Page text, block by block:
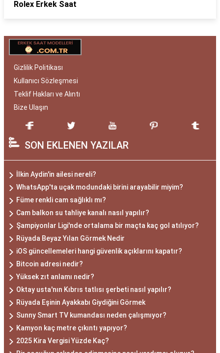
Rolex Erkek Saat
Gizlilik Politikası
Kullanıcı Sözleşmesi
Teklif Hakları ve Alıntı
Bize Ulaşın
SON EKLENEN YAZILAR
İlkin Aydin'in ailesi nereli?
WhatsApp'ta uçak modundaki birini arayabilir miyim?
Füme renkli cam sağlıklı mı?
Cam balkon su tahliye kanalı nasıl yapılır?
Şampiyonlar Ligi'nde ortalama bir maçta kaç gol atılıyor?
Rüyada Beyaz Yılan Görmek Nedir
iOS güncellemeleri hangi güvenlik açıklarını kapatır?
Bitcoin adresi nedir?
Yüksek zıt anlamı nedir?
Oktay usta'nın Kıbrıs tatlısı şerbeti nasıl yapılır?
Rüyada Eşinin Ayakkabı Giydiğini Görmek
Sunny Smart TV kumandası neden çalışmıyor?
Kamyon kaç metre çıkıntı yapıyor?
2025 Kira Vergisi Yüzde Kaç?